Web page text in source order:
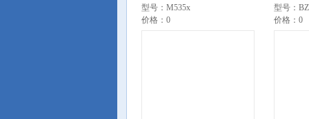
型号：M535x
价格：0
型号：
价格：0